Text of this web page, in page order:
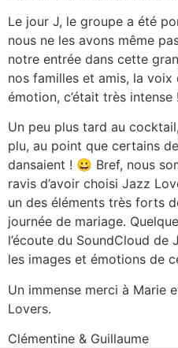
Le jour J, le groupe a été
nous ne les avons même
notre entrée dans cette
nos familles et amis, la
émotion, c’était très intense
Un peu plus tard au
plu, au point que certains
dansaient ! 😀 Bref, nous
ravis d’avoir choisi Jazz
un des éléments très forts
journée de mariage.
l’écoute du SoundCloud
les images et émotions de
Un immense merci à Marie
Lovers.
Clémentine & Guillaume